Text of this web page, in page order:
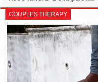
COUPLES THERAPY